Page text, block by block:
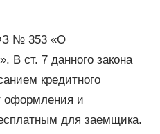
№ 353 «О
В ст. 7 данного закона
кредитного
оформления и
для заемщика.